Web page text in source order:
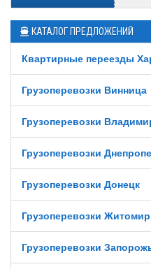
КАТАЛОГ ПРЕДЛОЖЕНИЙ
Квартирные переезды
Грузоперевозки Винница
Грузоперевозки
Грузоперевозки
Грузоперевозки Донецк
Грузоперевозки Житомир
Грузоперевозки